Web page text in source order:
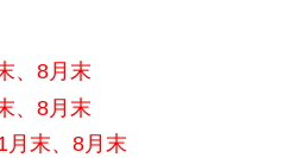
、8月末
、8月末
月末、8月末